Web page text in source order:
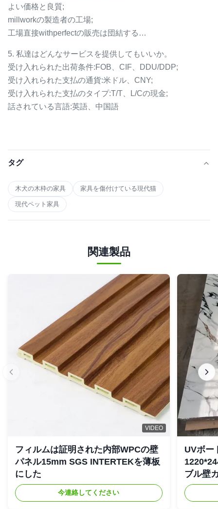
よい価格と良質;
millworkの製造者の工場;
工場直接withperfectの販売は団結する…
5. 私達はどんなサービスを提供してもいいか。
受け入れられた出荷条件:FOB、CIF、DDU/DDP;
受け入れられた支払の通貨:米ドル、CNY;
受け入れられた支払のタイプ:T/T、L/Cの現金;
話されている言語:英語、中国語
タグ
木犬の木枠の家具 家具を傷付けている現代猫
現代ペット家具
関連製品
VIDEO
フィルムは証明された内部WPCの壁
パネル15mm SGS INTERTEKを薄板
にした
今連絡してください
UVボー
ブル壁